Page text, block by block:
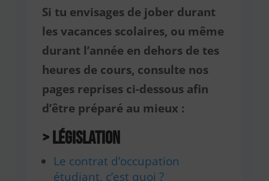
Si tu envisages de jober durant
les vacances scolaires, ou même
durant l’année en dehors de tes
heures de cours, consulte nos
pages reprises ci-dessous afin
d’être préparé au mieux :
> Législation
Le contrat d’occupation
étudiant, c’est quoi ?